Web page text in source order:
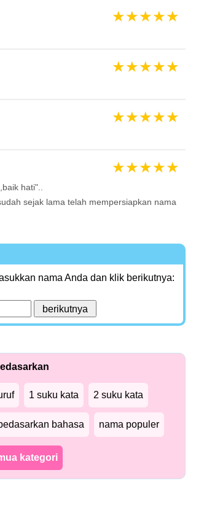
★★★★★
★★★★★
★★★★★
★★★★★
hati"..
sejak lama telah mempersiapkan nama
nama Anda dan klik berikutnya:
1 suku kata 2 suku kata
bahasa nama populer
kategori